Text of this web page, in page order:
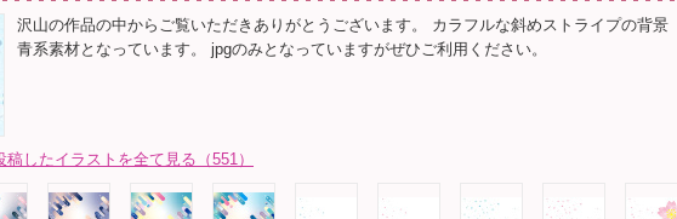
沢山の作品の中からご覧いただきありがとうございます。 カラフルな斜めストライプの背景
青系素材となっています。 jpgのみとなっていますがぜひご利用ください。
したイラストを全て見る（551）